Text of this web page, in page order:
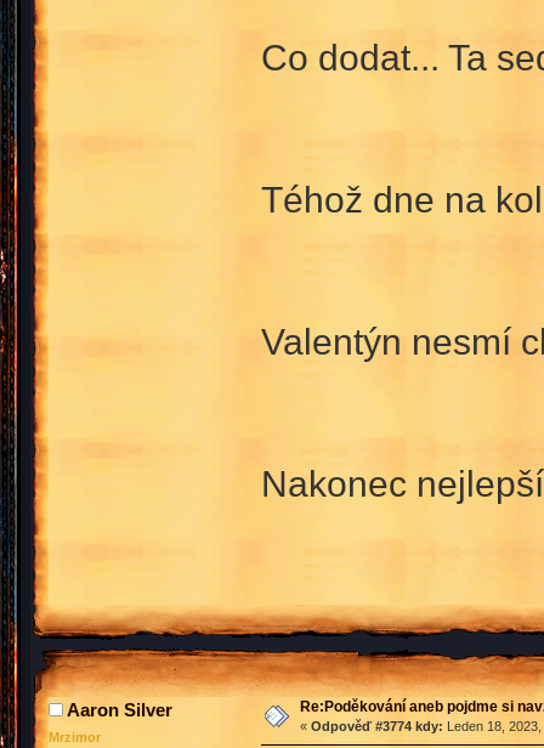
Co dodat... Ta
Téhož dne na
Valentýn nesmí
Nakonec
Aaron Silver
Mrzimor
Re:Poděkování aneb pojdme si
« Odpověď #3774 kdy: Leden 18,